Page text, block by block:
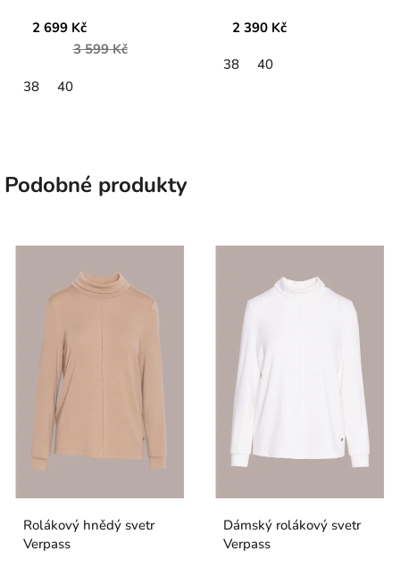
2 699 Kč
3 599 Kč
38 40
2 390 Kč
38 40
Podobné produkty
Rolákový hnědý svetr
Verpass
Dámský rolákový svetr
Verpass